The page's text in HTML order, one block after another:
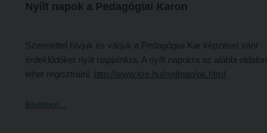
Nyílt napok a Pedagógiai Karon
Szeretettel hívjuk és várjuk a Pedagógiai Kar képzései iránt
érdeklődőket nyílt napjainkra. A nyílt napokra az alábbi oldalon
lehet regisztrálni: http://www.kre.hu/nyiltnap/pk.html
Bővebben ...